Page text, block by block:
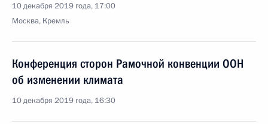
10 декабря 2019 года, 17:00
Москва, Кремль
Конференция сторон Рамочной конвенции ООН
об изменении климата
10 декабря 2019 года, 16:30